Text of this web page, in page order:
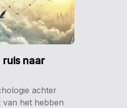
ruis naar
achter
het hebben